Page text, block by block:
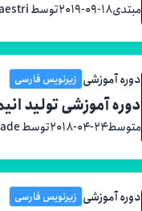
مبتدی۲۰۱۹-۰۹-۱۸توسط George Maestri
دوره آموزشی زیرنویس فارسی
دوره آموزشی تولید
متوسط۲۰۱۸-۰۴-۲۴توسط David Andrade
دوره آموزشی زیرنویس فارسی